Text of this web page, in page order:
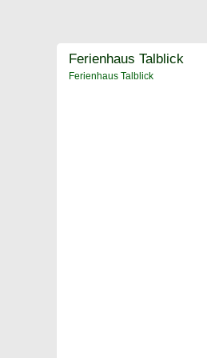
Ferienhaus Talblick
Ferienhaus Talblick